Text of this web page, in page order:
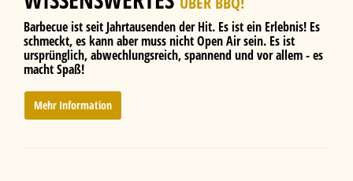
Barbecue ist seit Jahrtausenden der Hit. Es ist ein Erlebnis! Es
schmeckt, es kann aber muss nicht Open Air sein. Es ist
ursprünglich, abwechlungsreich, spannend und vor allem - es
macht Spaß!
Mehr Information